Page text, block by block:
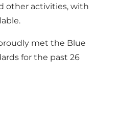
other activities, with
met the Blue
for the past 26